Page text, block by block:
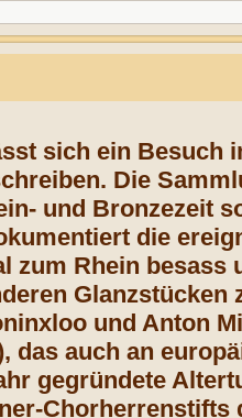
sich ein Besuch
Die
und Bronzezeit
die
zum Rhein besass
Glanzstücken
und Anton
das auch an
gegründete
Chorherrenstifts